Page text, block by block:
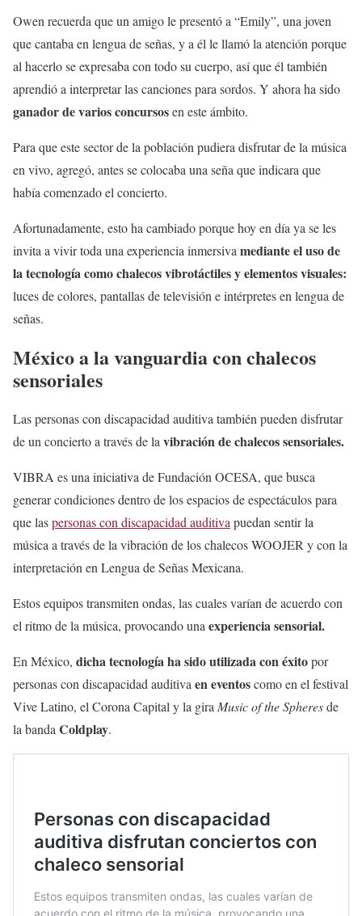
Owen recuerda que un amigo le presentó a “Emily”, una joven
que cantaba en lengua de señas, y a él le llamó la atención porque
al hacerlo se expresaba con todo su cuerpo, así que él también
aprendió a interpretar las canciones para sordos. Y ahora ha sido
ganador de varios concursosen este ámbito.
Para que este sector de la población pudiera disfrutar de la música
en vivo, agregó, antes se colocaba una seña que indicara que
había comenzado el concierto.
Afortunadamente, esto ha cambiado porque hoy en día ya se les
invita a vivir toda una experiencia inmersivamediante el uso de
la tecnología como chalecos vibrotáctiles y elementos visuales:
luces de colores, pantallas de televisión e intérpretes en lengua de
señas.
México a la vanguardia con chalecos
sensoriales
Las personas con discapacidad auditiva también pueden disfrutar
de un concierto a través de la vibración de chalecos sensoriales.
VIBRA es una iniciativa de Fundación OCESA, que busca
generar condiciones dentro de los espacios de espectáculos para
que laspersonas con discapacidad auditiva puedan sentir la
música a través de la vibración de los chalecos WOOJER y con la
interpretación en Lengua de Señas Mexicana.
Estos equipos transmiten ondas, las cuales varían de acuerdo con
el ritmo de la música, provocando una experiencia sensorial.
En México, dicha tecnología ha sido utilizada con éxitopor
personas con discapacidad auditiva en eventoscomo en el festival
Vive Latino, el Corona Capital y la gira Music of the Spheresde
la banda Coldplay.